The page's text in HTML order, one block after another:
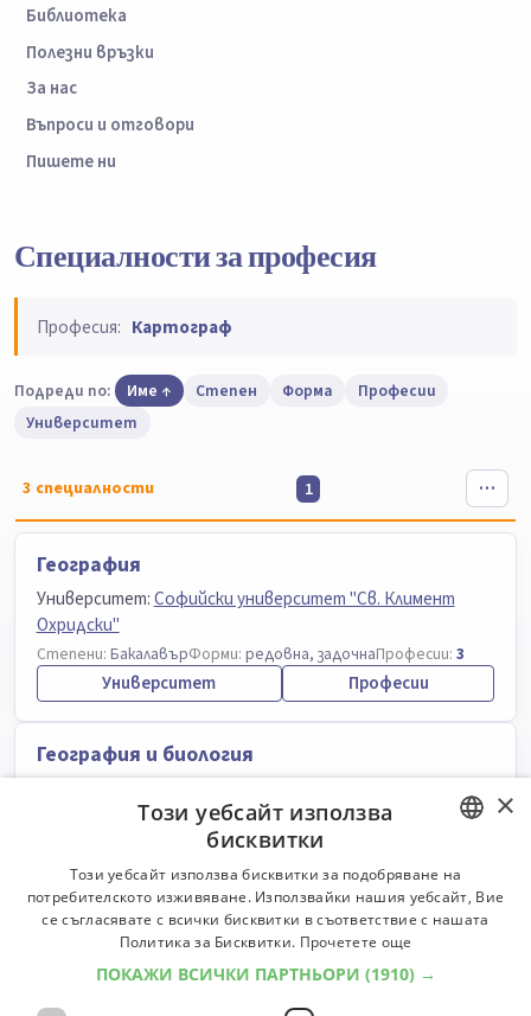
Библиотека
Полезни връзки
За нас
Въпроси и отговори
Пишете ни
Специалности за професия
Професия: Картограф
Подреди по: Име Степен Форма
Професии
Университет
3 специалности 1
География
Университет:Софийски университет "Св. Климент
Охридски"
Степени: БакалавърФорми: редовна, задочнаПрофесии: 3
Университет Професии
География и биология
Форми:редовна, задочна
Университет Професии
История и география
Университет:Софийски университет "Св. Климент
Охридски"
BULGARIAN
ENGLISH
×
Този уебсайт използва
бисквитки
Този уебсайт използва бисквитки за подобряване на
потребителското изживяване. Използвайки нашия уебсайт, Вие
се съгласявате с всички бисквитки в съответствие с нашата
Политика за Бисквитки. Прочетете още
ПОКАЖИ ВСИЧКИ ПАРТНЬОРИ (1910) →